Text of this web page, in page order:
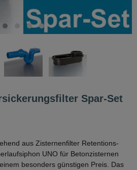
Spar-Set
aus Zisternenfilter Retentions-
UNO für Betonzisternen
besonders günstigen Preis. Das